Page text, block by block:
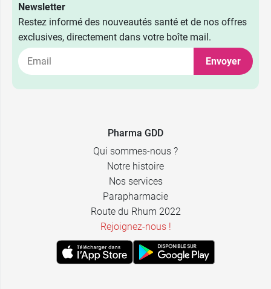
Newsletter
Restez informé des nouveautés santé et de nos offres
exclusives, directement dans votre boîte mail.
Envoyer
Pharma GDD
Qui sommes-nous ?
Notre histoire
Nos services
Parapharmacie
Route du Rhum 2022
Rejoignez-nous !